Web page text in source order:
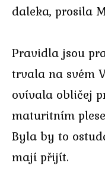
daleka, prosila
Pravidla jsou
trvala na svém
ovívala obličej
maturitním
Byla by to
mají přijít.